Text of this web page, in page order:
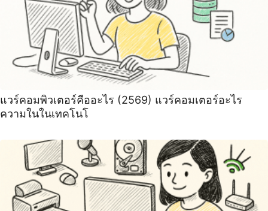
แวร์คอมพิวเตอร์คืออะไร (2569) แวร์คอมเตอร์อะไร
ความในในเทคโนโ